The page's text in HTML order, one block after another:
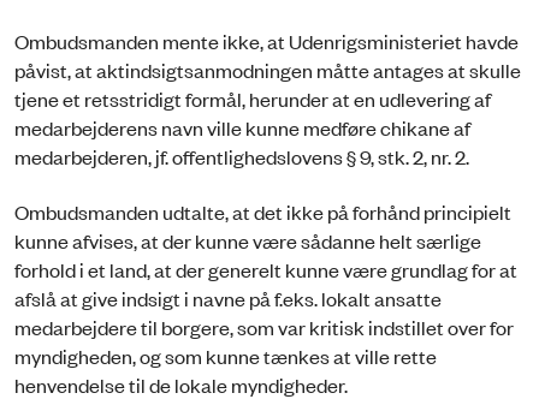
Ombudsmanden mente ikke, at Udenrigsministeriet havde
påvist, at aktindsigtsanmodningen måtte antages at skulle
tjene et retsstridigt formål, herunder at en udlevering af
medarbejderens navn ville kunne medføre chikane af
medarbejderen, jf. offentlighedslovens § 9, stk. 2, nr. 2.
Ombudsmanden udtalte, at det ikke på forhånd principielt
kunne afvises, at der kunne være sådanne helt særlige
forhold i et land, at der generelt kunne være grundlag for at
afslå at give indsigt i navne på f.eks. lokalt ansatte
medarbejdere til borgere, som var kritisk indstillet over for
myndigheden, og som kunne tænkes at ville rette
henvendelse til de lokale myndigheder.